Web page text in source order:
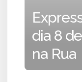
dia 8
na Rua